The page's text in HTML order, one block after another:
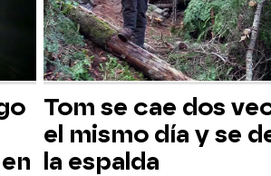
Tom se cae dos
el mismo día y se
la espalda